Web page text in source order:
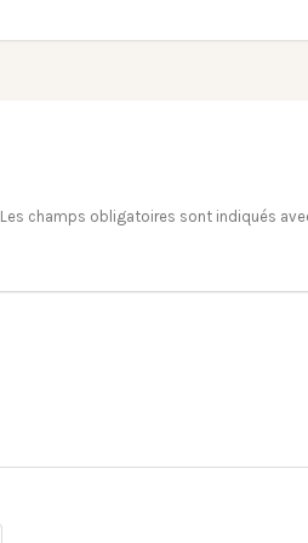
Les champs obligatoires sont indiqués